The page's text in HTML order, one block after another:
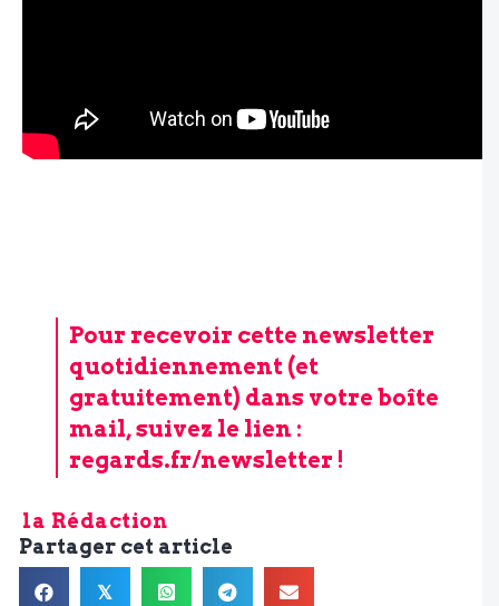
Pour recevoir cette newsletter
quotidiennement (et
gratuitement) dans votre boîte
mail, suivez le lien :
regards.fr/newsletter !
la Rédaction
Partager cet article
𝕏